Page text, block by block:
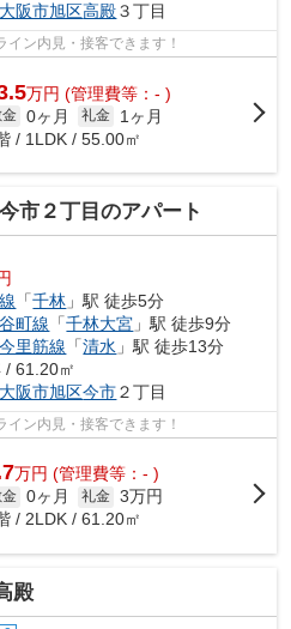
大阪市旭区高殿３丁目
ン内見・接客できます！
万円 (管理費等：- )
金 0ヶ月 礼金
1ヶ月
/ 1LDK / 55.00㎡
市２丁目のアパート
「千林 」駅 徒歩5分
町線 「千林大宮 」駅 徒歩9分
里筋線 「清水 」駅 徒歩13分
/ 61.20㎡
大阪市旭区今市２丁目
ン内見・接客できます！
万円 (管理費等：- )
金 0ヶ月 礼金 3万円
/ 2LDK / 61.20㎡
殿